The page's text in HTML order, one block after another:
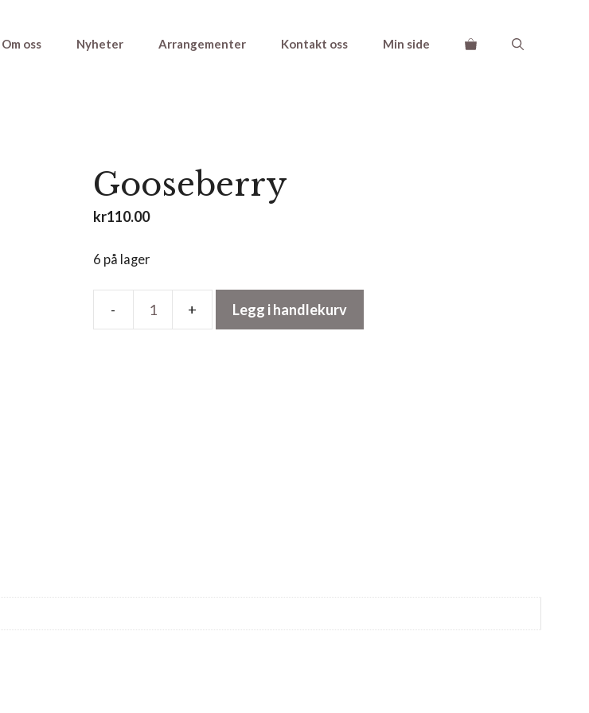
Om oss Nyheter Arrangementer Kontakt oss Min side
Gooseberry
kr110.00
6 på lager
Gooseberry
Legg i handlekurv